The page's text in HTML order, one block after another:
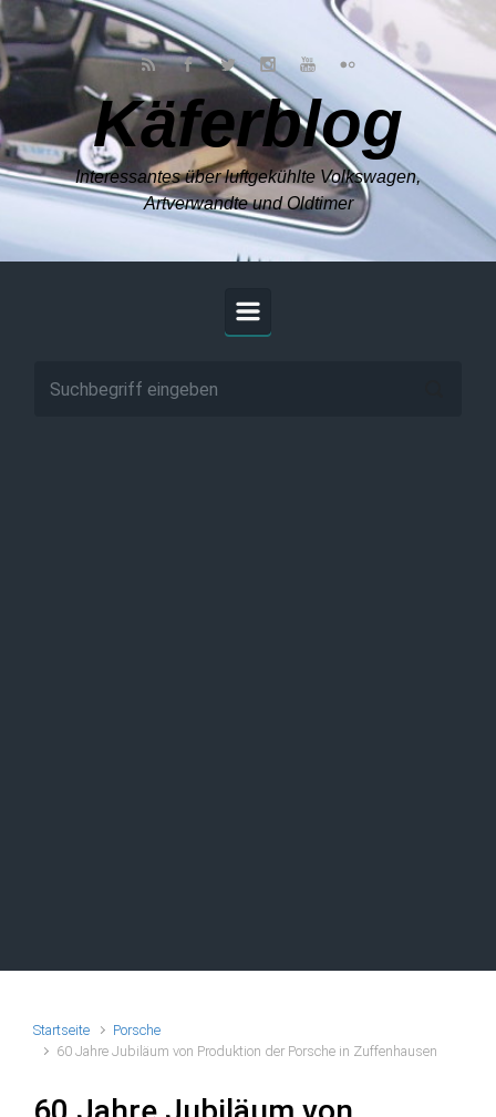
Zum Hauptinhalt springen
Käferblog
Interessantes über luftgekühlte Volkswagen,
Artverwandte und Oldtimer
Startseite
Porsche
60 Jahre Jubiläum von Produktion der Porsche in Zuffenhausen